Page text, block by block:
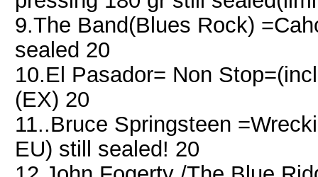
9.The Band(Blues Rock)
sealed 20
10.El Pasador= Non
(EX) 20
11..Bruce Springsteen
EU) still sealed! 20